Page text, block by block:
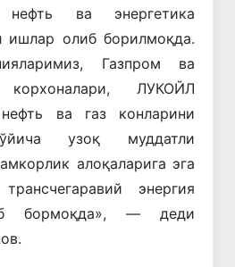
ва энергетика
ишлар олиб борилмоқда.
Газпром ва
ЛУКОЙЛ
нефть ва газ конларини
узоқ муддатли
алоқаларига эга
энергия
бормоқда», — деди